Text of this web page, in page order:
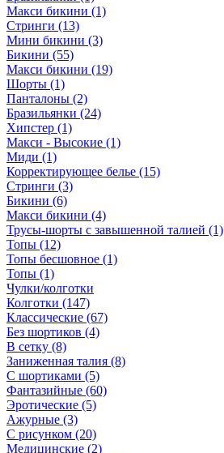
Макси бикини (1)
Стринги (13)
Мини бикини (3)
Бикини (55)
Макси бикини (19)
Шорты (1)
Панталоны (2)
Бразильянки (24)
Хипстер (1)
Макси - Высокие (1)
Миди (1)
Корректирующее белье (15)
Стринги (3)
Бикини (6)
Макси бикини (4)
Трусы-шорты с завышенной талией (1)
Топы (12)
Топы бесшовное (1)
Топы (1)
Чулки/колготки
Колготки (147)
Классические (67)
Без шортиков (4)
В сетку (8)
Заниженная талия (8)
C шортиками (5)
Фантазийные (60)
Эротические (5)
Ажурные (3)
С рисунком (20)
Медицинские (2)